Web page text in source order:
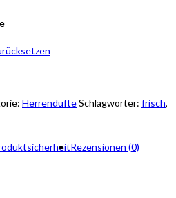
HerrendüfteSchlagwörter: frisch,
Rezensionen (0)